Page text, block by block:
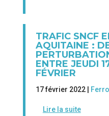
TRAFIC SNCF
AQUITAINE :
ENTRE JEUDI
FÉVRIER
17 février 2022 |
Lire la suite